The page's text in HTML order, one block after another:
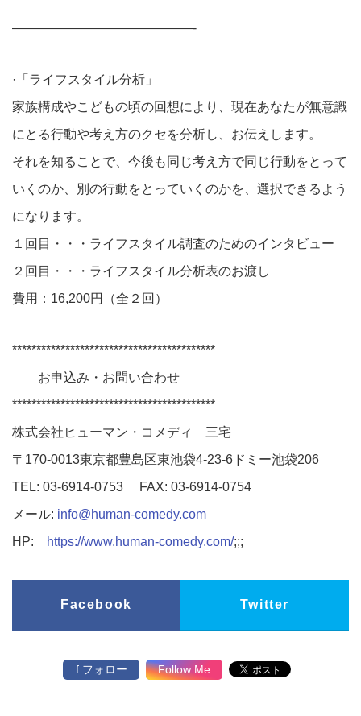
——————————————-
·「ライフスタイル分析」
家族構成やこどもの頃の回想により、現在あなたが無意識
にとる行動や考え方のクセを分析し、お伝えします。
それを知ることで、今後も同じ考え方で同じ行動をとって
いくのか、別の行動をとっていくのかを、選択できるよう
になります。
１回目・・・ライフスタイル調査のためのインタビュー
２回目・・・ライフスタイル分析表のお渡し
費用：16,200円（全２回）
******************************************
お申込み・お問い合わせ
******************************************
株式会社ヒューマン・コメディ 三宅
〒170-0013東京都豊島区東池袋4-23-6ドミー池袋206
TEL: 03-6914-0753 FAX: 03-6914-0754
メール: info@human-comedy.com
HP:
https://www.human-comedy.com/;;;
Facebook Twitter
f フォロー Follow Me